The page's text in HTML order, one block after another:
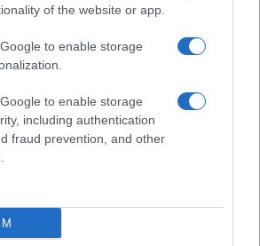
of the website or app.
to enable storage
to enable storage
including authentication
fraud prevention, and other
riprendere le operazioni di
Harry
2026